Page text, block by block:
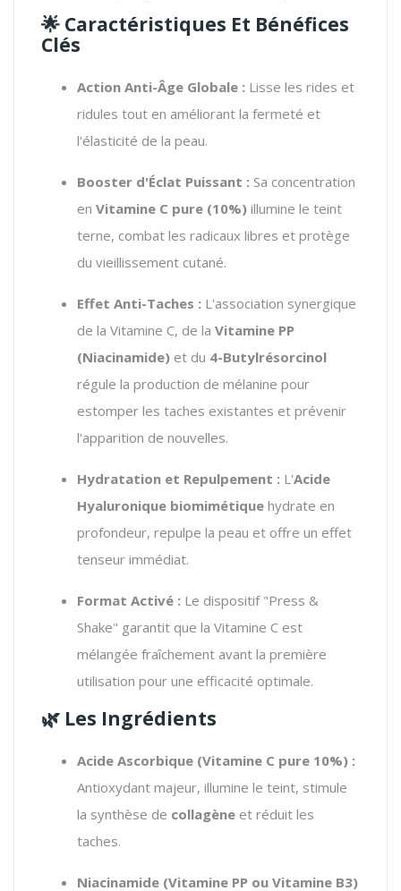
🌟 Caractéristiques Et Bénéfices
Clés
Action Anti-Âge Globale : Lisse les rides et
ridules tout en améliorant la fermeté et
l'élasticité de la peau.
Booster d'Éclat Puissant : Sa concentration
en Vitamine C pure (10%) illumine le teint
terne, combat les radicaux libres et protège
du vieillissement cutané.
Effet Anti-Taches : L'association synergique
de la Vitamine C, de la Vitamine PP
(Niacinamide) et du 4-Butylrésorcinol
régule la production de mélanine pour
estomper les taches existantes et prévenir
l'apparition de nouvelles.
Hydratation et Repulpement : L'Acide
Hyaluronique biomimétique hydrate en
profondeur, repulpe la peau et offre un effet
tenseur immédiat.
Format Activé : Le dispositif "Press &
Shake" garantit que la Vitamine C est
mélangée fraîchement avant la première
utilisation pour une efficacité optimale.
🌿 Les Ingrédients
Acide Ascorbique (Vitamine C pure 10%) :
Antioxydant majeur, illumine le teint, stimule
la synthèse de collagène et réduit les
taches.
Niacinamide (Vitamine PP ou Vitamine B3)